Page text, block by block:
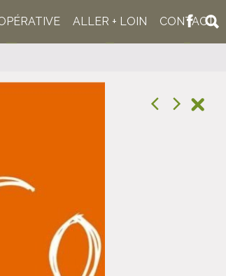
ALLER + LOIN CONTACT